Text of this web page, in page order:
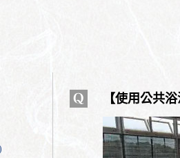
【使用公共